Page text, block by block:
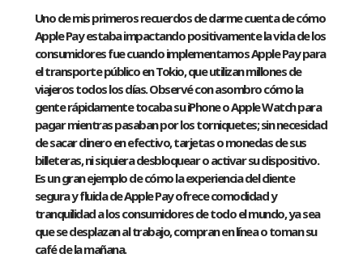
Uno de mis primeros recuerdos de darme cuenta de cómo
Apple Pay estaba impactando positivamente la vida de los
consumidores fue cuando implementamos Apple Pay para
el transporte público en Tokio, que utilizan millones de
viajeros todos los días. Observé con asombro cómo la
gente rápidamente tocaba su iPhone o Apple Watch para
pagar mientras pasaban por los torniquetes; sin necesidad
de sacar dinero en efectivo, tarjetas o monedas de sus
billeteras, ni siquiera desbloquear o activar su dispositivo.
Es un gran ejemplo de cómo la experiencia del cliente
segura y fluida de Apple Pay ofrece comodidad y
tranquilidad a los consumidores de todo el mundo, ya sea
que se desplazan al trabajo, compran en línea o toman su
café de la mañana.